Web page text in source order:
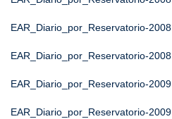
EAR_Diario_por_Reservatorio-2008
EAR_Diario_por_Reservatorio-2008
EAR_Diario_por_Reservatorio-2009
EAR_Diario_por_Reservatorio-2009